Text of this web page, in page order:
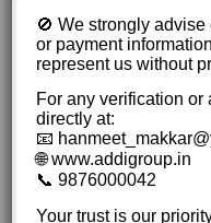
Формула
попробуйте
ощутите
В мире современных
появляются новые и
🚫 We strongly advise
or payment
represent us without
For any verification
directly at:
📧
🌐 www.addigroup.in
📞 9876000042
Your trust is our